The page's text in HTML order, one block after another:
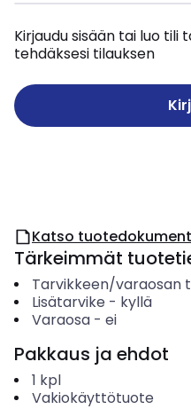
Kirjaudu sisään tai luo tili
tehdäksesi tilauksen
Katso
Tärkeimmät
Tarvikkeen/varaosan
Lisätarvike - kyllä
Varaosa- ei
Pakkaus ja ehdot
1 kpl
Vakiokäyttötuote